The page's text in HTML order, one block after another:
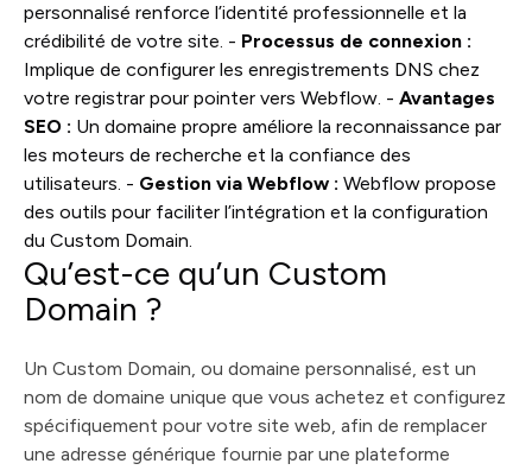
personnalisé renforce l’identité professionnelle et la
crédibilité de votre site. - Processus de connexion :
Implique de configurer les enregistrements DNS chez
votre registrar pour pointer vers Webflow. - Avantages
SEO : Un domaine propre améliore la reconnaissance par
les moteurs de recherche et la confiance des
utilisateurs. - Gestion via Webflow : Webflow propose
des outils pour faciliter l’intégration et la configuration
du Custom Domain.
Qu’est-ce qu’un Custom
Domain ?
Un Custom Domain, ou domaine personnalisé, est un
nom de domaine unique que vous achetez et configurez
spécifiquement pour votre site web, afin de remplacer
une adresse générique fournie par une plateforme